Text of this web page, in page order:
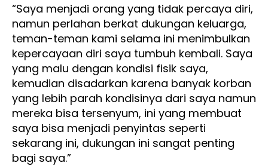
“Saya menjadi orang yang tidak percaya diri,
namun perlahan berkat dukungan keluarga,
teman-teman kami selama ini menimbulkan
kepercayaan diri saya tumbuh kembali. Saya
yang malu dengan kondisi fisik saya,
kemudian disadarkan karena banyak korban
yang lebih parah kondisinya dari saya namun
mereka bisa tersenyum, ini yang membuat
saya bisa menjadi penyintas seperti
sekarang ini, dukungan ini sangat penting
bagi saya.”